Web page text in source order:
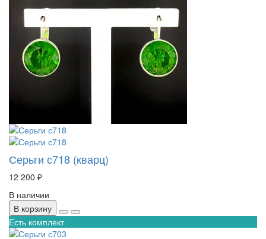
Серьги с718 (кварц)
12 200 ₽
В наличии
В корзину
Есть комплект